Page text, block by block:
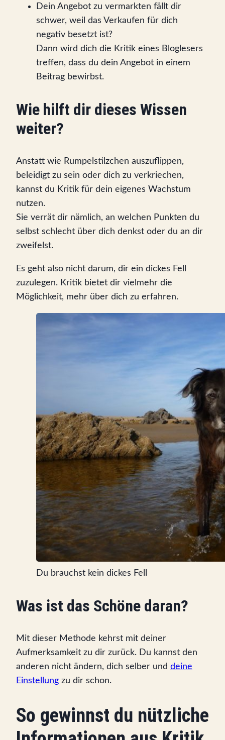
Dein Angebot zu vermarkten fällt dir
schwer, weil das Verkaufen für dich
negativ besetzt ist?
Dann wird dich die Kritik eines Bloglesers
treffen, dass du dein Angebot in einem
Beitrag bewirbst.
Wie hilft dir dieses Wissen
weiter?
Anstatt wie Rumpelstilzchen auszuflippen,
beleidigt zu sein oder dich zu verkriechen,
kannst du Kritik für dein eigenes Wachstum
nutzen.
Sie verrät dir nämlich, an welchen Punkten du
selbst schlecht über dich denkst oder du an dir
zweifelst.
Es geht also nicht darum, dir ein dickes Fell
zuzulegen. Kritik bietet dir vielmehr die
Möglichkeit, mehr über dich zu erfahren.
Du brauchst kein dickes Fell
Was ist das Schöne daran?
Mit dieser Methode kehrst mit deiner
Aufmerksamkeit zu dir zurück. Du kannst den
anderen nicht ändern, dich selber und deine
Einstellung zu dir schon.
So gewinnst du nützliche